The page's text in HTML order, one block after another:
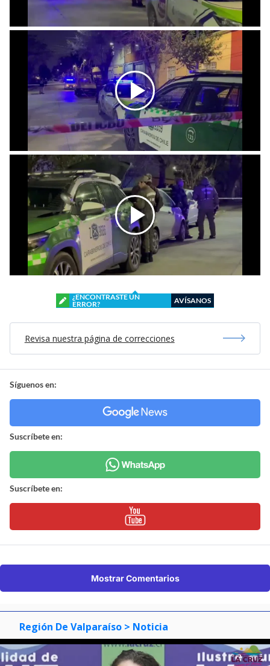
¿ENCONTRASTE UN
ERROR?
AVÍSANOS
Revisa nuestra página de correcciones
Síguenos en:
Suscríbete en:
Suscríbete en:
Mostrar Comentarios
Región De Valparaíso > Noticia